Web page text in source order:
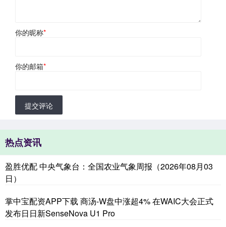
你的昵称*
你的邮箱*
提交评论
热点资讯
盈胜优配 中央气象台：全国农业气象周报（2026年08月03
日）
掌中宝配资APP下载 商汤-W盘中涨超4% 在WAIC大会正式
发布日日新SenseNova U1 Pro